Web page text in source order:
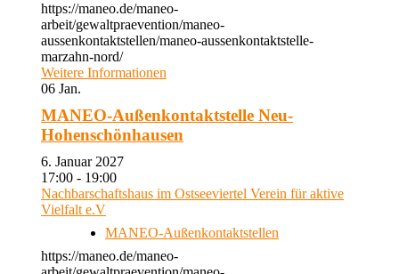
https://maneo.de/maneo-
arbeit/gewaltpraevention/maneo-
aussenkontaktstellen/maneo-aussenkontaktstelle-
marzahn-nord/
Weitere Informationen
06 Jan.
MANEO-Außenkontaktstelle Neu-
Hohenschönhausen
6. Januar 2027
17:00 - 19:00
Nachbarschaftshaus im Ostseeviertel Verein für aktive
Vielfalt e.V
MANEO-Außenkontaktstellen
https://maneo.de/maneo-